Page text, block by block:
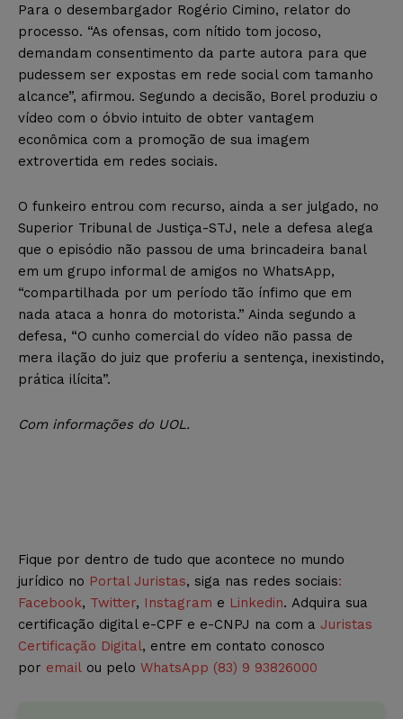
Para o desembargador Rogério Cimino, relator do
processo. “As ofensas, com nítido tom jocoso,
demandam consentimento da parte autora para que
pudessem ser expostas em rede social com tamanho
alcance”, afirmou. Segundo a decisão, Borel produziu o
vídeo com o óbvio intuito de obter vantagem
econômica com a promoção de sua imagem
extrovertida em redes sociais.
O funkeiro entrou com recurso, ainda a ser julgado, no
Superior Tribunal de Justiça-STJ, nele a defesa alega
que o episódio não passou de uma brincadeira banal
em um grupo informal de amigos no WhatsApp,
“compartilhada por um período tão ínfimo que em
nada ataca a honra do motorista.” Ainda segundo a
defesa, “O cunho comercial do vídeo não passa de
mera ilação do juiz que proferiu a sentença, inexistindo,
prática ilícita”.
Com informações do UOL.
Fique por dentro de tudo que acontece no mundo
jurídico no Portal Juristas, siga nas redes sociais:
Facebook, Twitter, Instagram e Linkedin. Adquira sua
certificação digital e-CPF e e-CNPJ na com a Juristas
Certificação Digital, entre em contato conosco
por email ou pelo WhatsApp (83) 9 93826000